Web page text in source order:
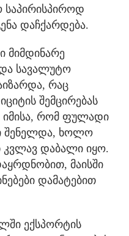
საპირისპიროდ
დაჩქარდება.
მიმდინარე
სავალუტო
რაც
შემცირებას
იმისა, რომ ფულადი
შენელდა, ხოლო
კვლავ დაბალი იყო.
მაისში
დამატებით
ექსპორტის